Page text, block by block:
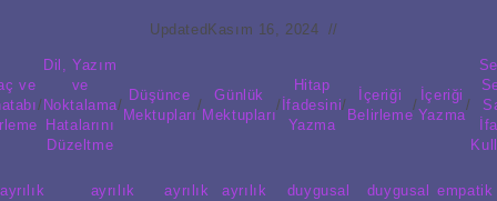
Updated Kasım 16, 2024
ve
/
Dil, Yazım
ve
Noktalama
Hatalarını
Düzeltme
/
Düşünce
Mektupları
/
Günlük
Mektupları
/
Hitap
İfadesini
Yazma
/
İçeriği
Belirleme
/
İçeriği
Yazma
/
ayrılık
ayrılık
ayrılık
ayrılık
duygusal
duygusal
empatik